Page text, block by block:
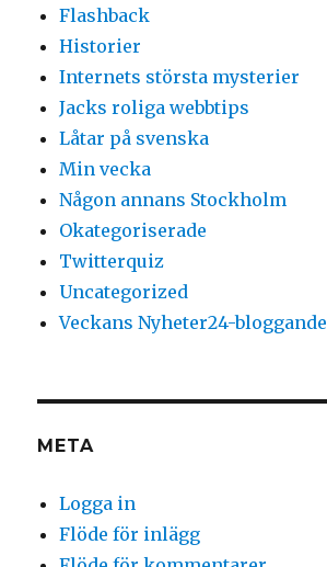
Flashback
Historier
Internets största mysterier
Jacks roliga webbtips
Låtar på svenska
Min vecka
Någon annans Stockholm
Okategoriserade
Twitterquiz
Uncategorized
Veckans Nyheter24-bloggande
META
Logga in
Flöde för inlägg